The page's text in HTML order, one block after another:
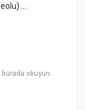
...
burada okuyun: